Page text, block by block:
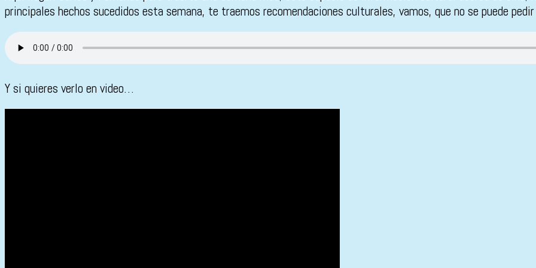
principales hechos sucedidos esta semana, te traemos recomendaciones culturales, vamos, que no se puede
Y si quieres verlo en video…